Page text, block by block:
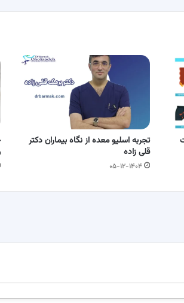
تجربه اسلیو معده از نگاه بیماران دکتر
قلی زاده
۰۵-۱۲-۱۴۰۴